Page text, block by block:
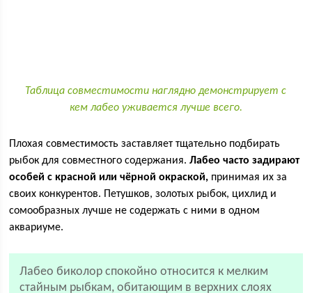
Таблица совместимости наглядно демонстрирует с
кем лабео уживается лучше всего.
Плохая совместимость заставляет тщательно подбирать
рыбок для совместного содержания.Лабео часто задирают
особей с красной или чёрной окраской, принимая их за
своих конкурентов. Петушков, золотых рыбок, цихлид и
сомообразных лучше не содержать с ними в одном
аквариуме.
Лабео биколор спокойно относится к мелким
стайным рыбкам, обитающим в верхних слоях